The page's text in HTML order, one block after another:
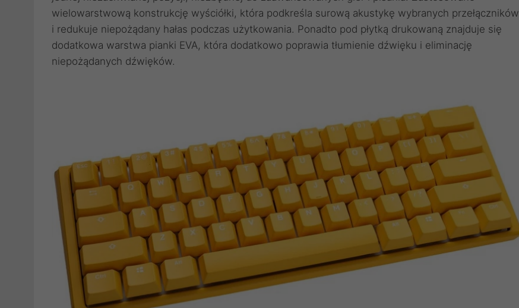
wielowarstwową konstrukcję wyściółki, która podkreśla surową akustykę wybranych przełączników
i redukuje niepożądany hałas podczas użytkowania. Ponadto pod płytką drukowaną znajduje się
dodatkowa warstwa pianki EVA, która dodatkowo poprawia tłumienie dźwięku i eliminację
niepożądanych dźwięków.